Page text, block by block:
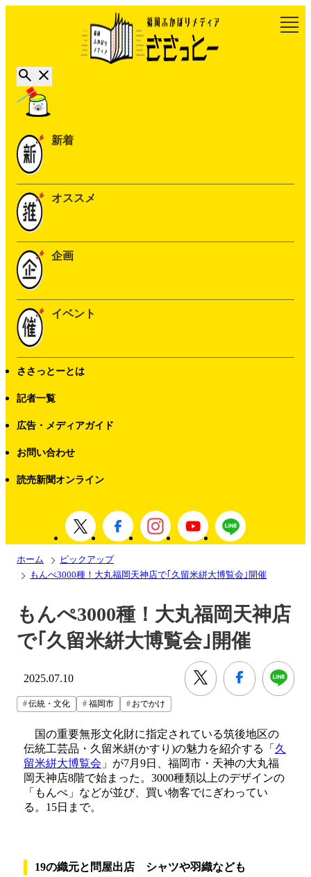
新着
オススメ
企画
イベント
ささっとーとは
記者一覧
広告・メディアガイド
お問い合わせ
読売新聞オンライン
ホーム
ピックアップ
もんぺ3000種！大丸福岡天神店で｢久留米絣大博覧会｣開催
もんぺ3000種！大丸福岡天神店
で｢久留米絣大博覧会｣開催
2025.07.10
伝統・文化 福岡市 おでかけ
国の重要無形文化財に指定されている筑後地区の
伝統工芸品・久留米絣(かすり)の魅力を紹介する「 久
留米絣大博覧会 」が7月9日、福岡市・天神の大丸福
岡天神店8階で始まった。3000種類以上のデザインの
「もんぺ」などが並び、買い物客でにぎわってい
る。15日まで。
19の織元と問屋出店 シャツや羽織なども